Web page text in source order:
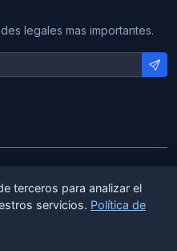
legales mas importantes.
terceros para analizar el
servicios. Política de